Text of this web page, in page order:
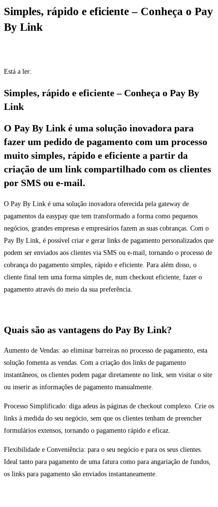
Simples, rápido e eficiente – Conheça o Pay
By Link
Está a ler:
Simples, rápido e eficiente – Conheça o Pay By
Link
O Pay By Link é uma solução inovadora para
fazer um pedido de pagamento com um processo
muito simples, rápido e eficiente a partir da
criação de um link compartilhado com os clientes
por SMS ou e-mail.
O Pay By Link é uma solução inovadora oferecida pela gateway de
pagamentos da easypay que tem transformado a forma como pequenos
negócios, grandes empresas e empresários fazem as suas cobranças. Com o
Pay By Link, é possível criar e gerar links de pagamento personalizados que
podem ser enviados aos clientes via SMS ou e-mail, tornando o processo de
cobrança do pagamento simples, rápido e eficiente. Para além disso, o
cliente final tem uma forma simples de, num checkout eficiente, fazer o
pagamento através do meio da sua preferência.
Quais são as vantagens do Pay By Link?
Aumento de Vendas: ao eliminar barreiras no processo de pagamento, esta
solução fomenta as vendas. Com a criação dos links de pagamento
instantâneos, os clientes podem pagar diretamente no link, sem visitar o site
ou inserir as informações de pagamento manualmente.
Processo Simplificado: diga adeus às páginas de checkout complexo. Crie os
links à medida do seu negócio, sem que os clientes tenham de preencher
formulários extensos, tornando o pagamento rápido e eficaz.
Flexibilidade e Conveniência: para o seu negócio e para os seus clientes.
Ideal tanto para pagamento de uma fatura como para angariação de fundos,
os links para pagamento são enviados instantaneamente.